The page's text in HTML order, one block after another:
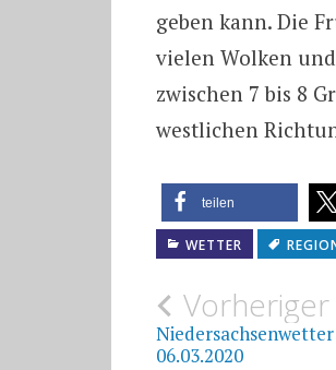
geben kann. Die
vielen Wolken
zwischen 7 bis 8
westlichen
teilen
WETTER
Vorheriger
06.03.2020